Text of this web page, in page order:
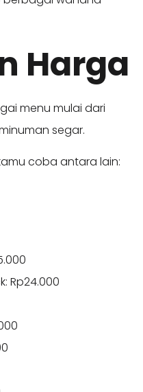
Harga
menu mulai dari
segar.
coba antara lain:
Rp24.000